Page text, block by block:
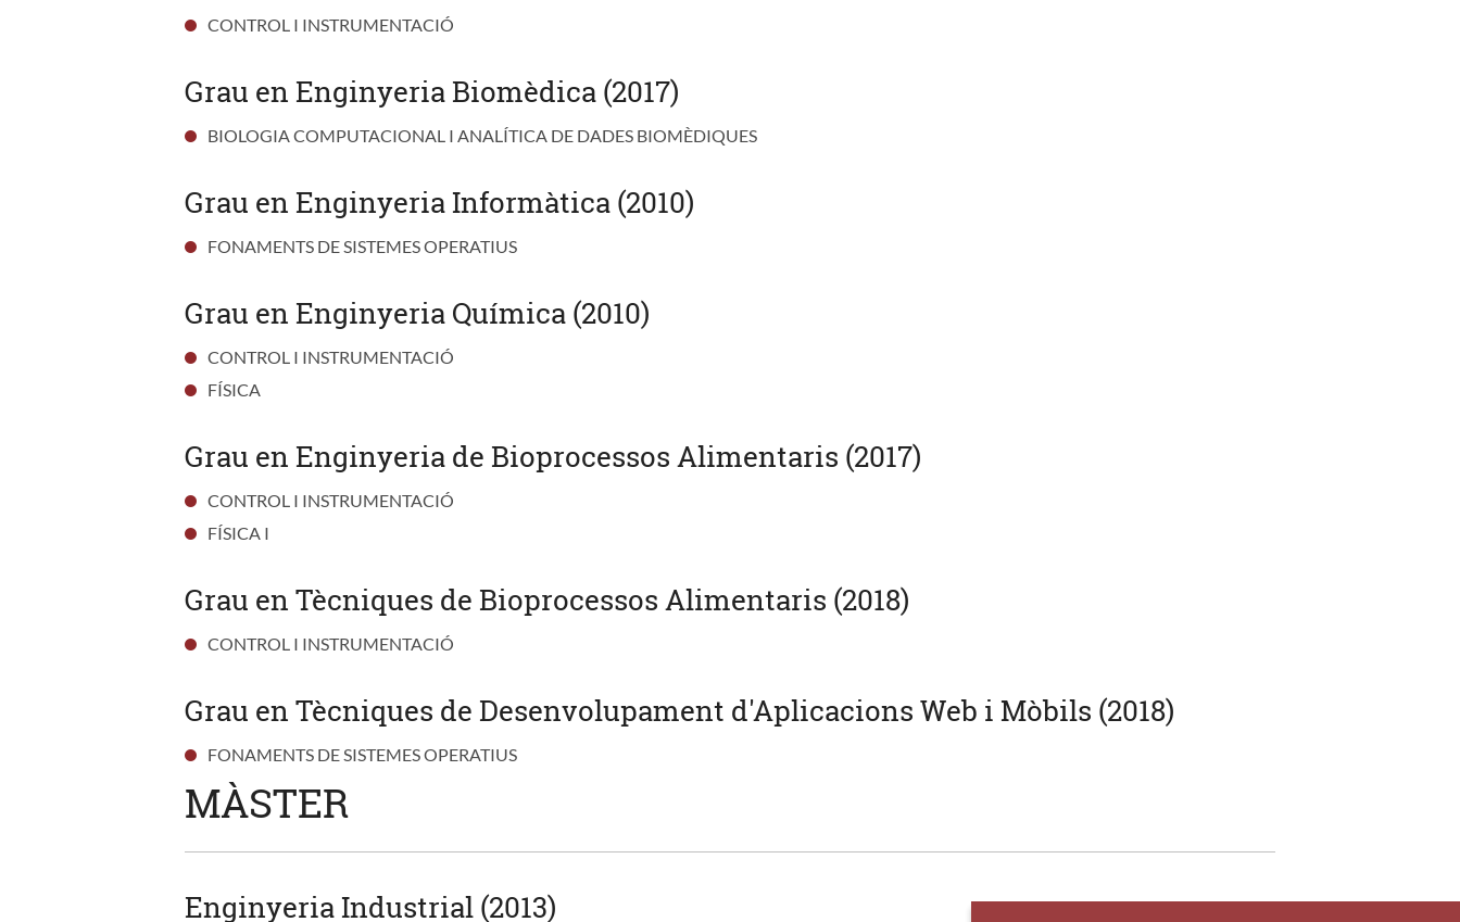
CONTROL I INSTRUMENTACIÓ
Grau en Enginyeria Biomèdica (2017)
BIOLOGIA COMPUTACIONAL I ANALÍTICA DE DADES BIOMÈDIQUES
Grau en Enginyeria Informàtica (2010)
FONAMENTS DE SISTEMES OPERATIUS
Grau en Enginyeria Química (2010)
CONTROL I INSTRUMENTACIÓ
FÍSICA
Grau en Enginyeria de Bioprocessos Alimentaris (2017)
CONTROL I INSTRUMENTACIÓ
FÍSICA I
Grau en Tècniques de Bioprocessos Alimentaris (2018)
CONTROL I INSTRUMENTACIÓ
Grau en Tècniques de Desenvolupament d'Aplicacions Web i Mòbils (2018)
FONAMENTS DE SISTEMES OPERATIUS
MÀSTER
Enginyeria Industrial (2013)